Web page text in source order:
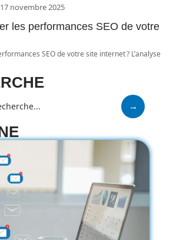
17 novembre 2025
les performances SEO de votre
SEO de votre site internet ? L’analyse